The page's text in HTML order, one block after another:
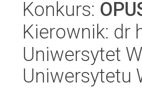
Konkurs:
Kierownik: dr
Uniwersytet
Uniwersytetu